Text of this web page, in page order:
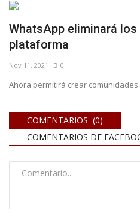
WhatsApp eliminará
plataforma
Nov 11, 2021 0
Ahora permitirá crear comunidades
COMENTARIOS (0)
COMENTARIOS DE